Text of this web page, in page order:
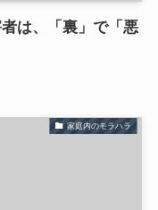
は、「裏」で「悪
家庭内のモラハラ